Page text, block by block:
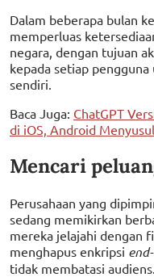
Dalam beberapa bulan
memperluas
negara, dengan tujuan
kepada setiap
sendiri.
Baca Juga: ChatGPT
di iOS, Android Menyusul
Mencari
Perusahaan yang
sedang memikirkan
mereka jelajahi dengan
menghapus enkripsi
tidak membatasi audiens.